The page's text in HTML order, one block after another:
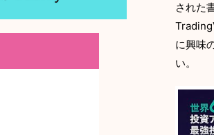
された
に興味
い。